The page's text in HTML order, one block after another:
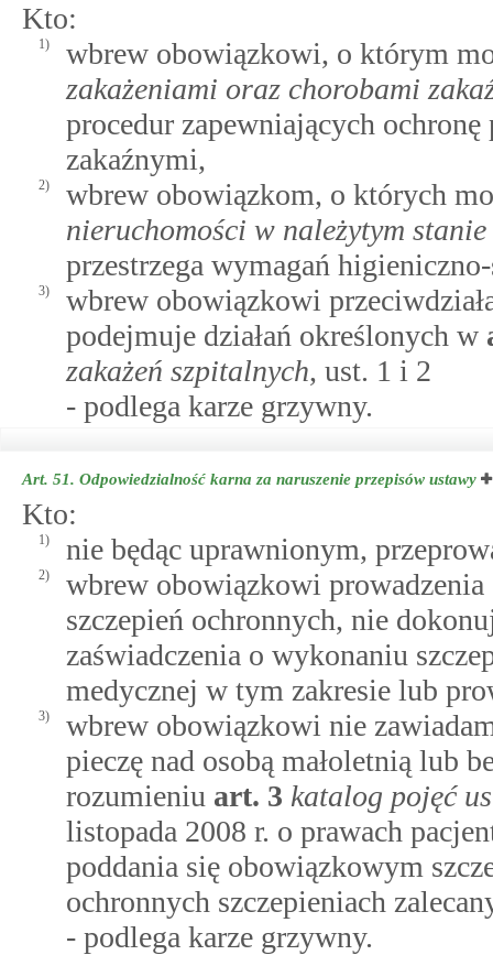
Kto:
1)
wbrew obowiązkowi, o którym
zakażeniami oraz chorobami
procedur zapewniających
zakaźnymi,
2)
wbrew obowiązkom, o których
nieruchomości w należytym
przestrzega wymagań
3)
wbrew obowiązkowi
podejmuje działań określonych w
zakażeń szpitalnych, ust. 1 i 2
- podlega karze grzywny.
Art. 51. Odpowiedzialność karna za naruszenie przepisów ustawy
Kto:
1) nie będąc uprawnionym,
2)
wbrew obowiązkowi
szczepień ochronnych, nie
zaświadczenia o wykonaniu
medycznej w tym zakresie lub
3)
wbrew obowiązkowi nie
pieczę nad osobą małoletnią lub
rozumieniu art. 3 katalog pojęć
listopada 2008 r. o prawach
poddania się obowiązkowym
ochronnych szczepieniach
- podlega karze grzywny.